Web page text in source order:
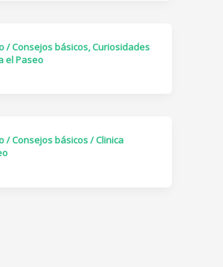
/Consejos básicos,Curiosidades
el Paseo
/Consejos básicos/Clinica